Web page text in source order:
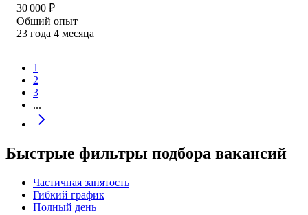
30 000 ₽
Общий опыт
23 года 4 месяца
1
2
3
...
Быстрые фильтры подбора вакансий
Частичная занятость
Гибкий график
Полный день